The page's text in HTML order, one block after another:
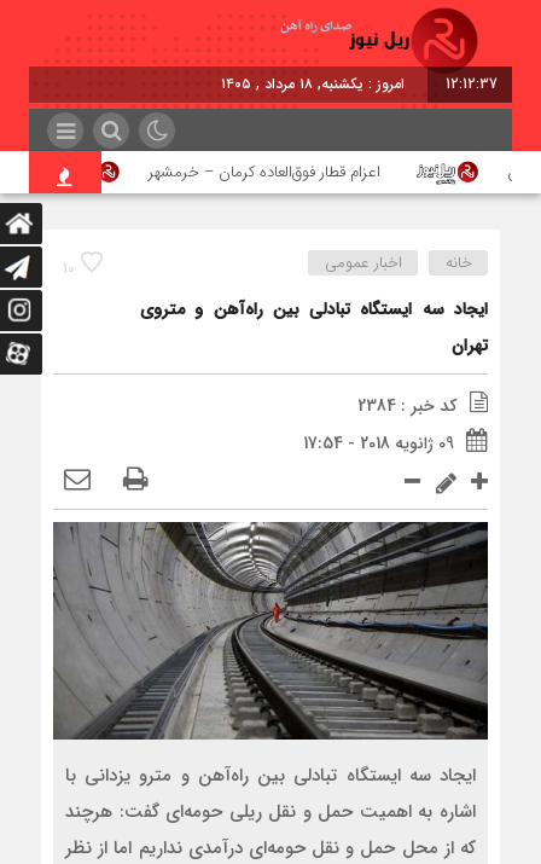
12:12:38 امروز : یکشنبه, ۱۸ مرداد , ۱۴۰۵
اعزام قطار فوق‌العاده کرمان – خرمشهر
10 خانه اخبار عمومی
ایجاد سه ایستگاه تبادلی بین راه‌آهن و متروی
تهران
کد خبر : 2384
09 ژانویه 2018 - 17:54
ایجاد سه ایستگاه تبادلی بین راه‌آهن و مترو یزدانی با
اشاره به اهمیت حمل و نقل ریلی حومه‌ای گفت: هرچند
که از محل حمل و نقل حومه‌ای درآمدی نداریم اما از نظر